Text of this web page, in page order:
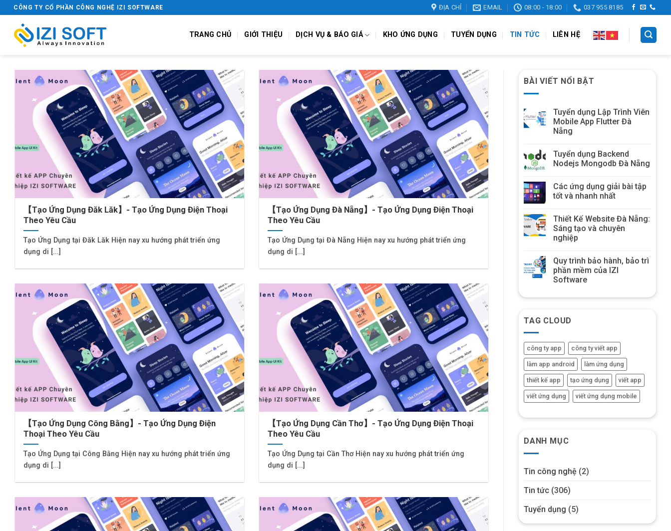
qua
dung
CÔNG TY CỔ PHẦN CÔNG NGHỆ IZI SOFTWARE ĐỊA CHỈ EMAIL 08:00 - 18:00 037 955 8185
TRANG CHỦ GIỚI THIỆU DỊCH VỤ & BÁO GIÁ KHO ỨNG DỤNG TUYỂN DỤNG TIN TỨC LIÊN HỆ
【Tạo Ứng Dụng Đăk Lăk】- Tạo Ứng Dụng Điện Thoại
Theo Yêu Cầu
Tạo Ứng Dụng tại Đăk Lăk Hiện nay xu hướng phát triển ứng
dụng di [...]
【Tạo Ứng Dụng Đà Nẵng】- Tạo Ứng Dụng Điện Thoại
Theo Yêu Cầu
Tạo Ứng Dụng tại Đà Nẵng Hiện nay xu hướng phát triển ứng
dụng di [...]
【Tạo Ứng Dụng Công Bằng】- Tạo Ứng Dụng Điện
Thoại Theo Yêu Cầu
Tạo Ứng Dụng tại Công Bằng Hiện nay xu hướng phát triển ứng
dụng di [...]
【Tạo Ứng Dụng Cần Thơ】- Tạo Ứng Dụng Điện Thoại
Theo Yêu Cầu
Tạo Ứng Dụng tại Cần Thơ Hiện nay xu hướng phát triển ứng
dụng di [...]
BÀI VIẾT NỔI BẬT
Tuyển dụng Lập Trình Viên
Mobile App Flutter Đà
Nẵng
Tuyển dụng Backend
Nodejs Mongodb Đà Nẵng
Các ứng dụng giải bài tập
tốt và nhanh nhất
Thiết Kế Website Đà Nẵng:
Sáng tạo và chuyên
nghiệp
Quy trình bảo hành, bảo trì
phần mềm của IZI
Software
TAG CLOUD
công ty app công ty viết app
làm app android làm ứng dụng
thiết kế app tạo ứng dụng viết app
viết ứng dụng viết ứng dụng mobile
DANH MỤC
Tin công nghệ (2)
Tin tức (306)
Tuyển dụng (5)